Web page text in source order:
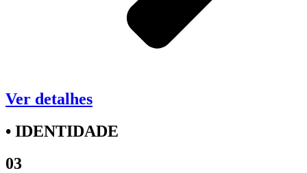
Ver detalhes
• IDENTIDADE
03